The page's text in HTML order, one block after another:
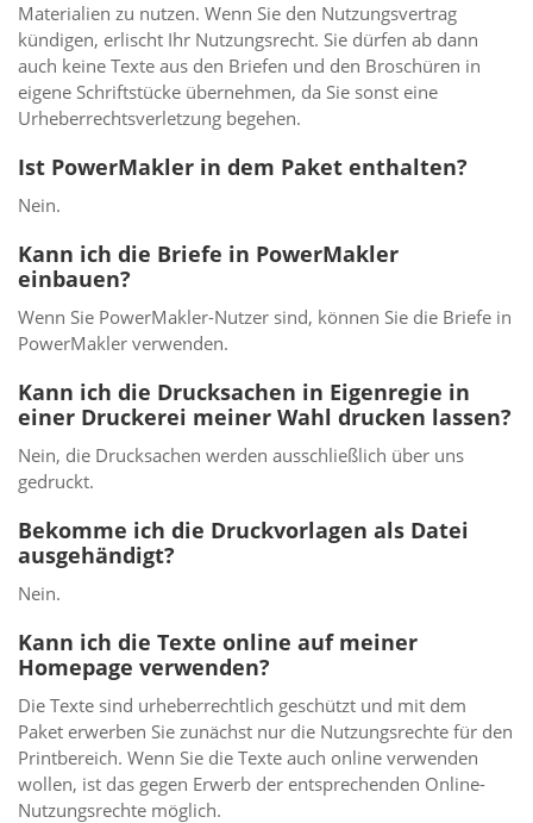
Materialien zu nutzen. Wenn Sie den Nutzungsvertrag
kündigen, erlischt Ihr Nutzungsrecht. Sie dürfen ab dann
auch keine Texte aus den Briefen und den Broschüren in
eigene Schriftstücke übernehmen, da Sie sonst eine
Urheberrechtsverletzung begehen.
Ist PowerMakler in dem Paket enthalten?
Nein.
Kann ich die Briefe in PowerMakler
einbauen?
Wenn Sie PowerMakler-Nutzer sind, können Sie die Briefe in
PowerMakler verwenden.
Kann ich die Drucksachen in Eigenregie in
einer Druckerei meiner Wahl drucken lassen?
Nein, die Drucksachen werden ausschließlich über uns
gedruckt.
Bekomme ich die Druckvorlagen als Datei
ausgehändigt?
Nein.
Kann ich die Texte online auf meiner
Homepage verwenden?
Die Texte sind urheberrechtlich geschützt und mit dem
Paket erwerben Sie zunächst nur die Nutzungsrechte für den
Printbereich. Wenn Sie die Texte auch online verwenden
wollen, ist das gegen Erwerb der entsprechenden Online-
Nutzungsrechte möglich.